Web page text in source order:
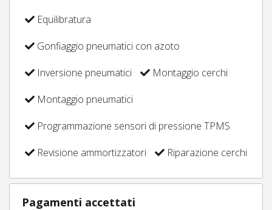
Equilibratura
Gonfiaggio pneumatici con azoto
Inversione pneumatici
Montaggio cerchi
Montaggio pneumatici
Programmazione sensori di pressione TPMS
Revisione ammortizzatori
Riparazione cerchi
Pagamenti accettati